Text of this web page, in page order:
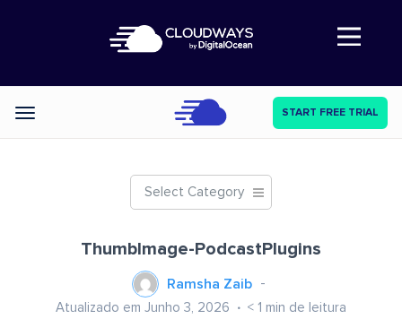
Abre a navegação
Categories START FREE TRIAL
Select Category
ThumbImage-PodcastPlugins
Ramsha Zaib
Atualizado em Junho 3, 2026 < 1 min de leitura